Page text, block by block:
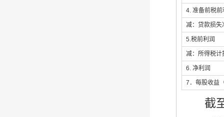
4. 准备前税前
减：贷款损失
5.税前利润
减：所得税计
6. 净利润
7．每股收益
截至